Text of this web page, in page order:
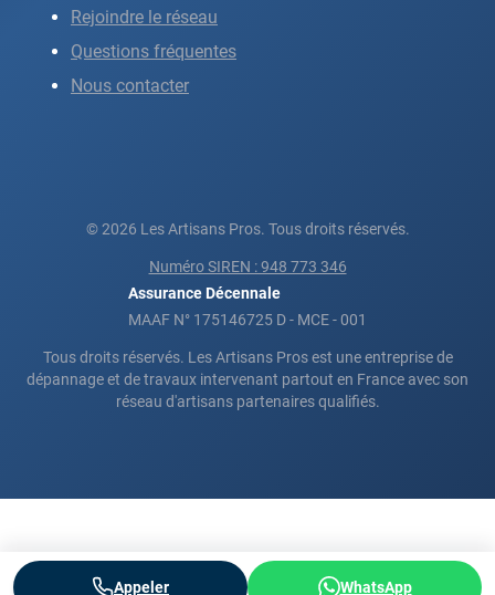
Rejoindre le réseau
Questions fréquentes
Nous contacter
© 2026 Les Artisans Pros. Tous droits réservés.
Numéro SIREN : 948 773 346
Assurance Décennale
MAAF N° 175146725 D - MCE - 001
Tous droits réservés. Les Artisans Pros est une entreprise de
dépannage et de travaux intervenant partout en France avec son
réseau d'artisans partenaires qualifiés.
Appeler WhatsApp